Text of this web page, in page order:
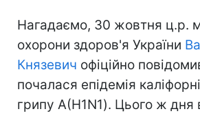
Нагадаємо, 30 жовтня ц.р.
охорони здоров'я України
Князевич офіційно
почалася епідемія
грипу А(H1N1). Цього ж дня